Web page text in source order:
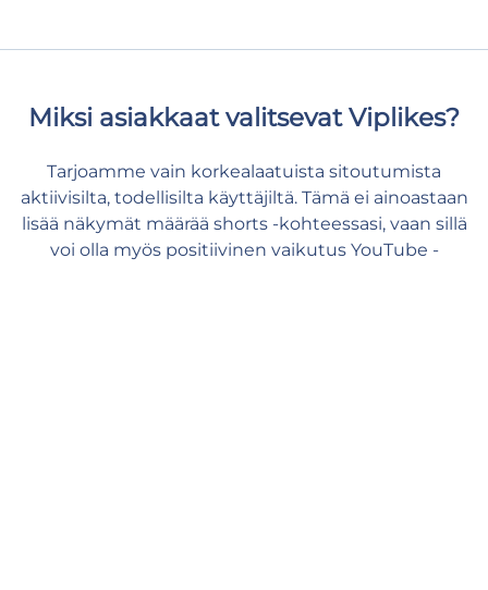
Miksi asiakkaat valitsevat Viplikes?
Tarjoamme vain korkealaatuista sitoutumista
aktiivisilta, todellisilta käyttäjiltä. Tämä ei ainoastaan
lisää näkymät määrää shorts -kohteessasi, vaan sillä
voi olla myös positiivinen vaikutus YouTube -